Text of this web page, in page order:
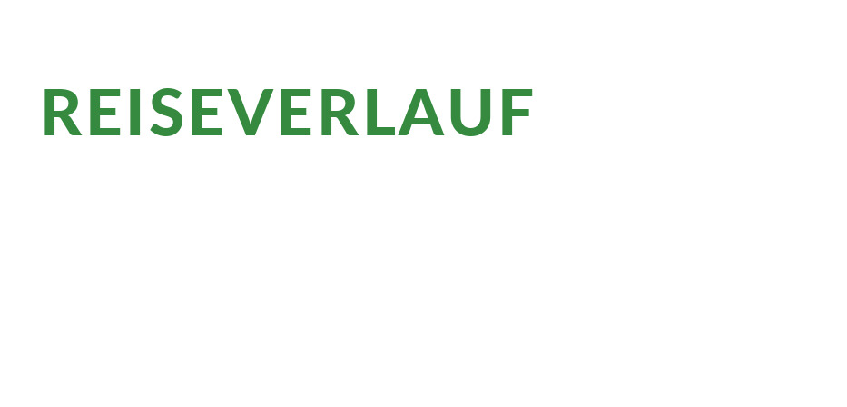
REISEVERLAUF